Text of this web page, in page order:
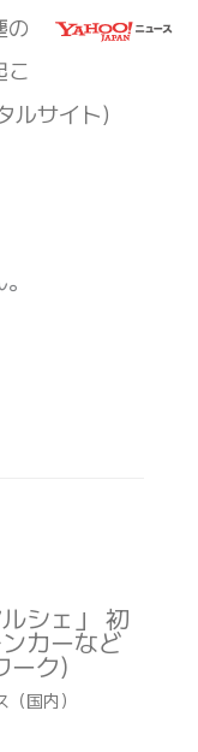
の
こ
ルサイト)
シェ」 初
カーなど
ーク)
国内）